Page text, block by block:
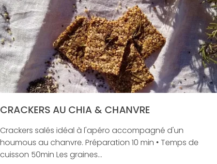
CRACKERS AU CHIA & CHANVRE
Crackers salés idéal à l'apéro accompagné d'un
houmous au chanvre. Préparation 10 min • Temps de
cuisson 50min Les graines...